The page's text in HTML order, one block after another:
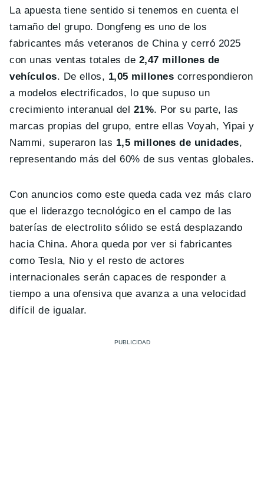
La apuesta tiene sentido si tenemos en cuenta el
tamaño del grupo. Dongfeng es uno de los
fabricantes más veteranos de China y cerró 2025
con unas ventas totales de 2,47 millones de
vehículos. De ellos, 1,05 millones correspondieron
a modelos electrificados, lo que supuso un
crecimiento interanual del 21%. Por su parte, las
marcas propias del grupo, entre ellas Voyah, Yipai y
Nammi, superaron las 1,5 millones de unidades,
representando más del 60% de sus ventas globales.
Con anuncios como este queda cada vez más claro
que el liderazgo tecnológico en el campo de las
baterías de electrolito sólido se está desplazando
hacia China. Ahora queda por ver si fabricantes
como Tesla, Nio y el resto de actores
internacionales serán capaces de responder a
tiempo a una ofensiva que avanza a una velocidad
difícil de igualar.